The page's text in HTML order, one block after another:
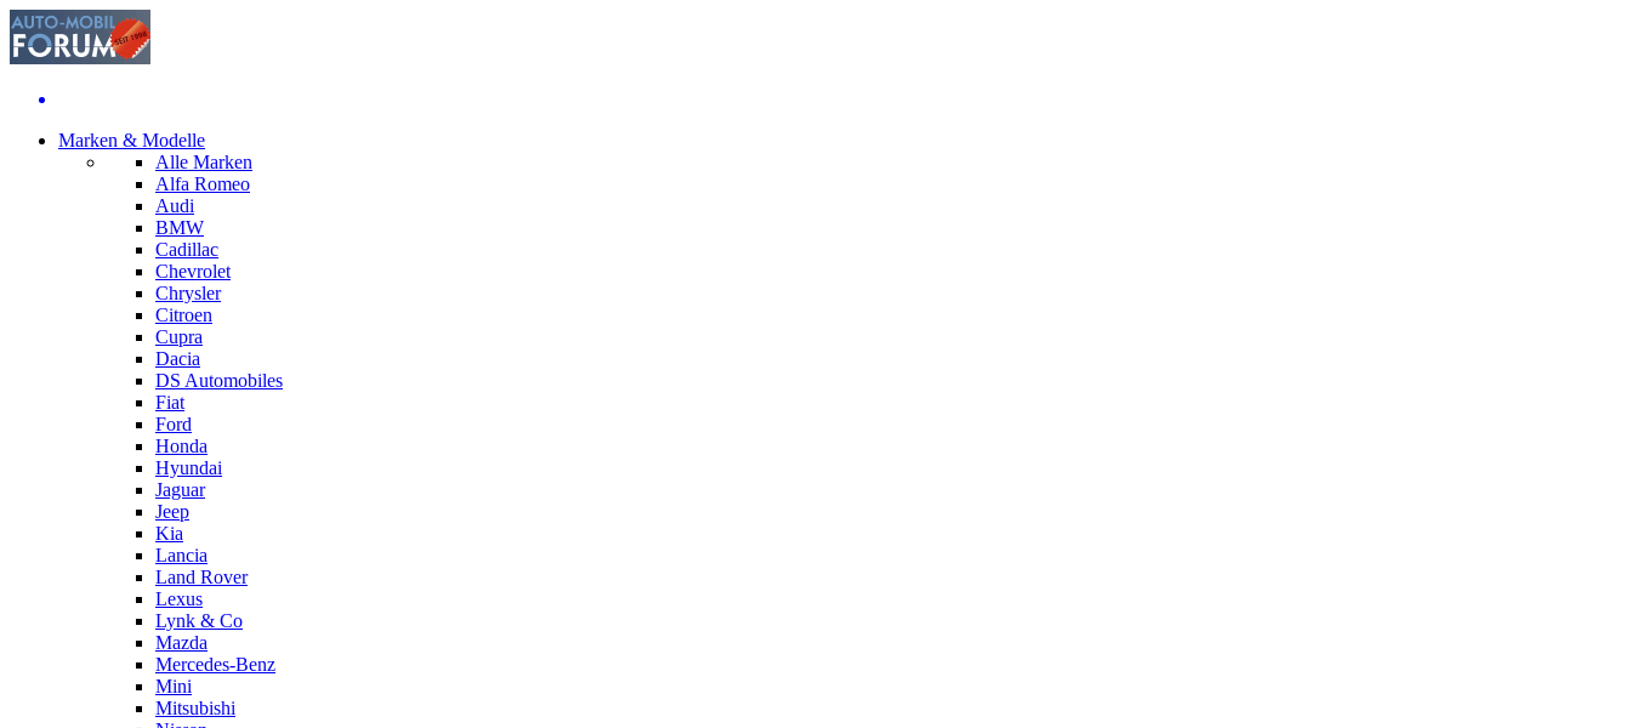
Marken & Modelle
Alle Marken
Alfa Romeo
Audi
BMW
Cadillac
Chevrolet
Chrysler
Citroen
Cupra
Dacia
DS Automobiles
Fiat
Ford
Honda
Hyundai
Jaguar
Jeep
Kia
Lancia
Land Rover
Lexus
Lynk & Co
Mazda
Mercedes-Benz
Mini
Mitsubishi